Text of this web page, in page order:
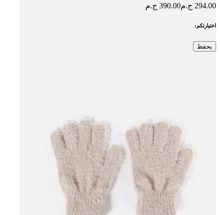
294.00 ج.م 390.00 ج.م
اختيارتكم:
يحفظ